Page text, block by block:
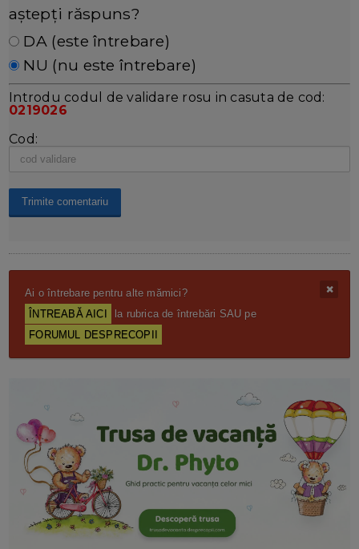
aștepți răspuns?
DA (este întrebare)
NU (nu este întrebare)
Introdu codul de validare rosu in casuta de cod:
0219026
Cod:
Ai o întrebare pentru alte mămici?
ÎNTREABĂ AICI
la rubrica de întrebări SAU pe
FORUMUL DESPRECOPII